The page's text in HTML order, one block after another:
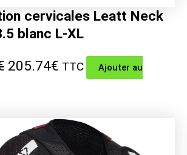
cervicales Leatt Neck
blanc L-XL
Le
était :
205.74€Le
est :
TTC
Ajouter au